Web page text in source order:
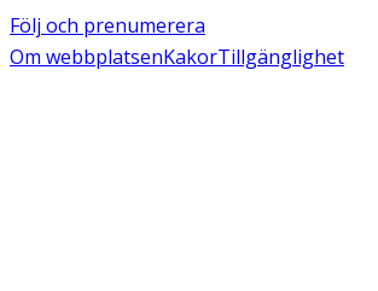
Följ och prenumerera
Om webbplatsenKakorTillgänglighet